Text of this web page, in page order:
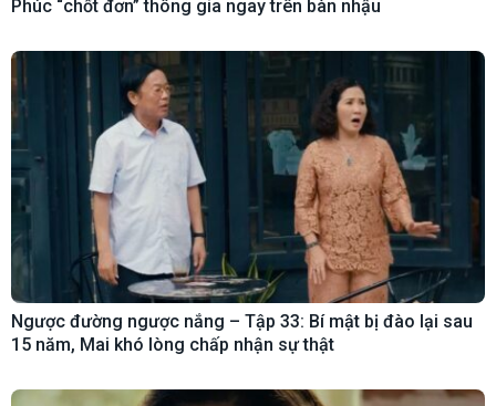
Phúc “chốt đơn” thông gia ngay trên bàn nhậu
Ngược đường ngược nắng – Tập 33: Bí mật bị đào lại sau
15 năm, Mai khó lòng chấp nhận sự thật